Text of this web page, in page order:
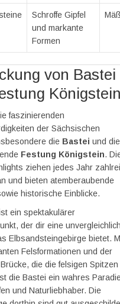
Schroffe Gipfel
und markante
Formen
von Bastei
Königstein
faszinierenden
der Sächsischen
die Bastei und die
Festung Königstein.
ziehen jedes Jahr
und bieten atemberaubende
historische Einblicke.
ein spektakulärer
der dir eine
Elbsandsteingebirge bietet.
Felsformationen und der
die die felsigen Spitzen
die Bastei ein wahres
und Naturliebhaber. Die